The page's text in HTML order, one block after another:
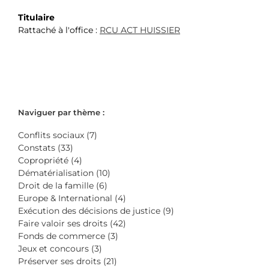
Titulaire
Rattaché à l'office : RCU ACT HUISSIER
Naviguer par thème :
Conflits sociaux (7)
Constats (33)
Copropriété (4)
Dématérialisation (10)
Droit de la famille (6)
Europe & International (4)
Exécution des décisions de justice (9)
Faire valoir ses droits (42)
Fonds de commerce (3)
Jeux et concours (3)
Préserver ses droits (21)